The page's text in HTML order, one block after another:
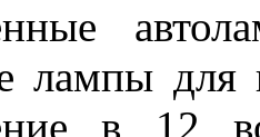
лампы для
в 12